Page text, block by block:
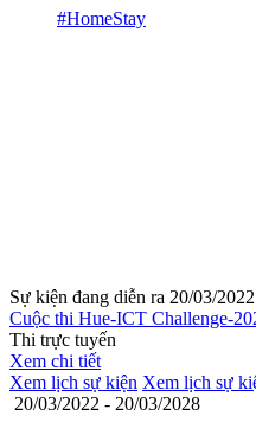
#HomeStay
Sự kiện đang diễn ra 20/03/
Cuộc thi Hue-ICT Challenge-
Thi trực tuyến
Xem chi tiết
Xem lịch sự kiện Xem lịch sự
20/03/2022 - 20/03/2028